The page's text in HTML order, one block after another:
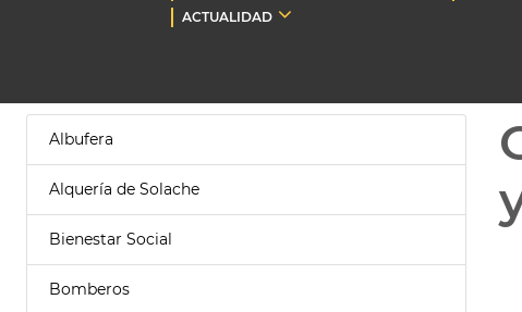
ACTUALIDAD
Albufera
Alquería de Solache
Bienestar Social
Bomberos